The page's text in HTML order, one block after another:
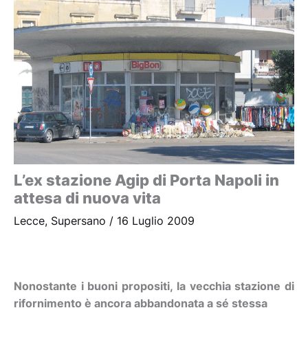
L’ex stazione Agip di Porta Napoli in
attesa di nuova vita
Lecce, Supersano / 16 Luglio 2009
Nonostante i buoni propositi, la vecchia stazione di
rifornimento è ancora abbandonata a sé stessa